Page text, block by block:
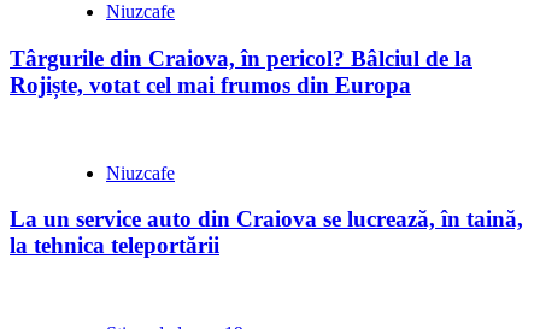
Niuzcafe
Târgurile din Craiova, în pericol? Bâlciul de la
Rojiște, votat cel mai frumos din Europa
Niuzcafe
La un service auto din Craiova se lucrează, în taină,
la tehnica teleportării